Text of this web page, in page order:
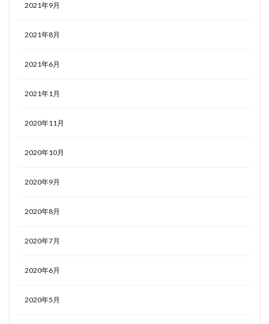
2021年9月
2021年8月
2021年6月
2021年1月
2020年11月
2020年10月
2020年9月
2020年8月
2020年7月
2020年6月
2020年5月